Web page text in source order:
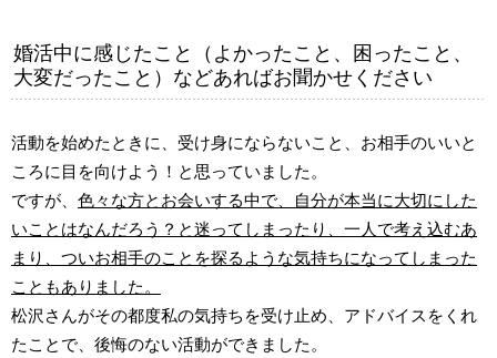
婚活中に感じたこと（よかったこと、困ったこと、
大変だったこと）などあればお聞かせください
活動を始めたときに、受け身にならないこと、お相手のいいと
ころに目を向けよう！と思っていました。
ですが、 色々な方とお会いする中で、自分が本当に大切にした
いことはなんだろう？と迷ってしまったり、一人で考え込むあ
まり、ついお相手のことを探るような気持ちになってしまった
こともありました。
松沢さんがその都度私の気持ちを受け止め、アドバイスをくれ
たことで、後悔のない活動ができました。